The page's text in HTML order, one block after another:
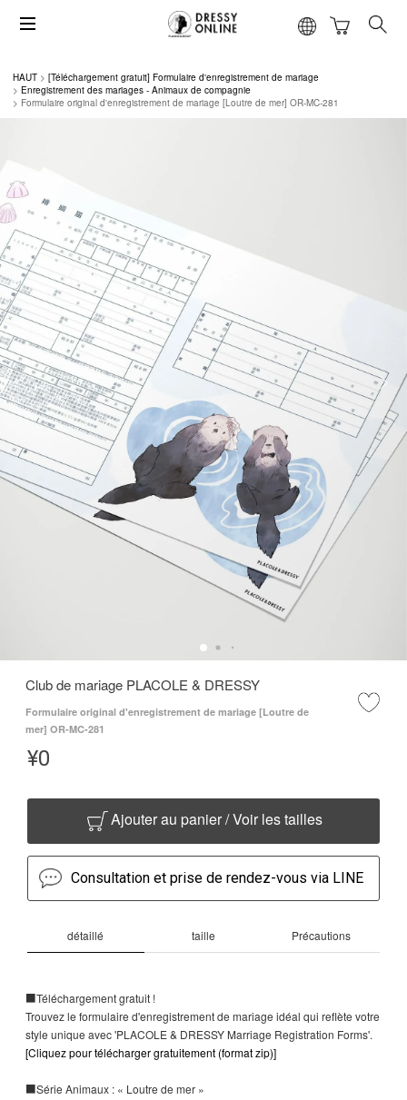
HAUT
[Téléchargement gratuit] Formulaire d'enregistrement de mariage
Enregistrement des mariages - Animaux de compagnie
Formulaire original d'enregistrement de mariage [Loutre de mer] OR-MC-281
Club de mariage PLACOLE & DRESSY
Formulaire original d'enregistrement de mariage [Loutre de
mer] OR-MC-281
¥0
Ajouter au panier / Voir les tailles
Consultation et prise de rendez-vous via LINE
détaillé taille Précautions
■Téléchargement gratuit !
Trouvez le formulaire d'enregistrement de mariage idéal qui reflète votre
style unique avec 'PLACOLE & DRESSY Marriage Registration Forms'.
[Cliquez pour télécharger gratuitement (format zip)]
■Série Animaux : « Loutre de mer »